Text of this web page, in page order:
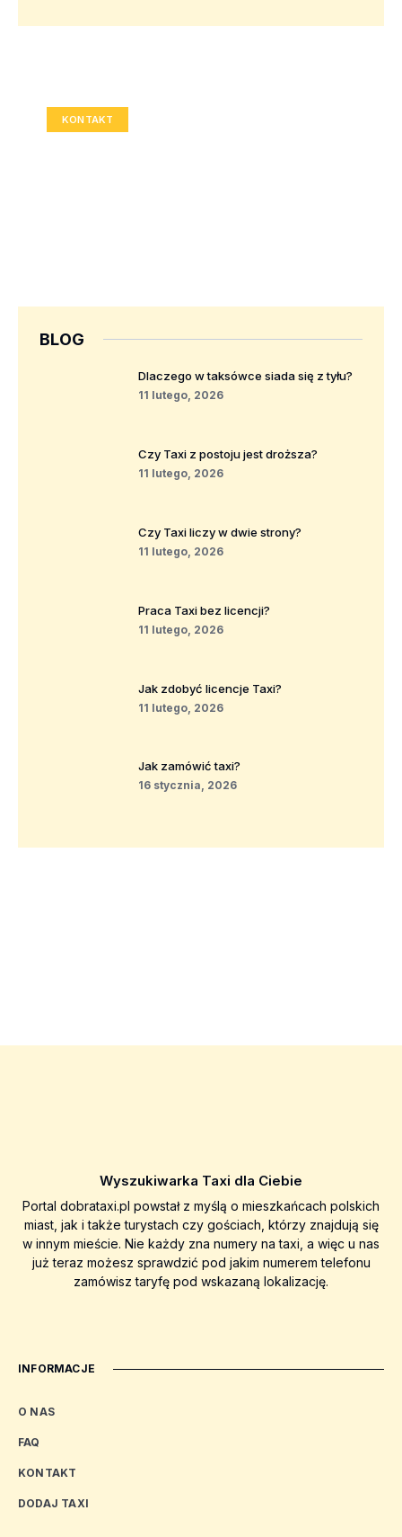
KONTAKT
BLOG
Dlaczego w taksówce siada się z tyłu?
11 lutego, 2026
Czy Taxi z postoju jest droższa?
11 lutego, 2026
Czy Taxi liczy w dwie strony?
11 lutego, 2026
Praca Taxi bez licencji?
11 lutego, 2026
Jak zdobyć licencje Taxi?
11 lutego, 2026
Jak zamówić taxi?
16 stycznia, 2026
Wyszukiwarka Taxi dla Ciebie
Portal dobrataxi.pl powstał z myślą o mieszkańcach polskich
miast, jak i także turystach czy gościach, którzy znajdują się
w innym mieście. Nie każdy zna numery na taxi, a więc u nas
już teraz możesz sprawdzić pod jakim numerem telefonu
zamówisz taryfę pod wskazaną lokalizację.
INFORMACJE
O NAS
FAQ
KONTAKT
DODAJ TAXI